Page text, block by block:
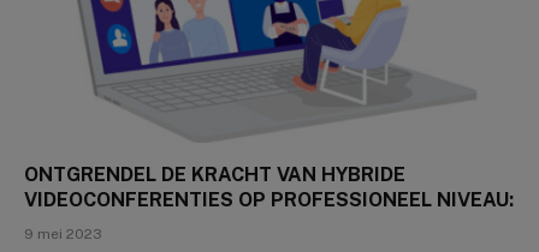
ONTGRENDEL DE KRACHT VAN HYBRIDE
VIDEOCONFERENTIES OP PROFESSIONEEL NIVEAU:
9 mei 2023